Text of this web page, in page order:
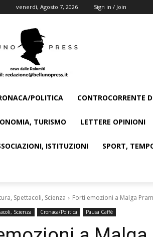
venerdì, Agosto 7, 2026 Sign in / Join
POLITICA CONTROCORRENTE
TURISMO LETTERE OPINIONI
ISTITUZIONI SPORT,
Spettacoli, Scienza Forti emozioni a Malga
Scienza Cronaca/Politica Pausa Caffè